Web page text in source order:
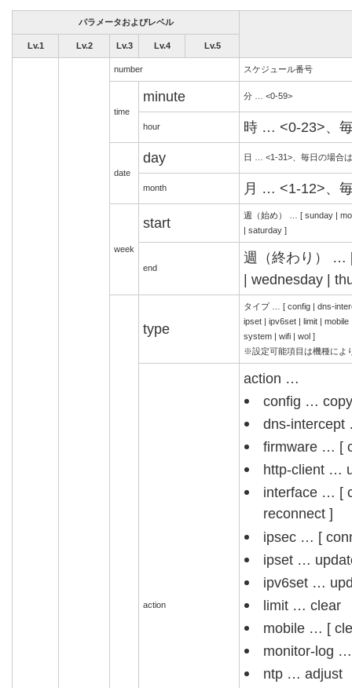
パラメータおよびレベル
Lv.1 Lv.2 Lv.3 Lv.4 Lv.5
number スケジュール番号
time
minute 分 … <0-59>
hour 時 … <0-23>、
date
day 日 … <1-31>、毎日の場合
month 月 … <1-12>、
week
start
週（始め） … [ sunday |
| saturday ]
end
週（終わり） …
| wednesday |
type
タイプ … [ config | dns-
ipset | ipv6set | limit |
system | wifi | wol ]
※設定可能項目は機種によ
action
action …
config … copy
dns-
firmware … [
http-client …
interface … [
reconnect ]
ipsec … [
ipset …
ipv6set …
limit … clear
mobile … [
monitor-log
ntp … adjust